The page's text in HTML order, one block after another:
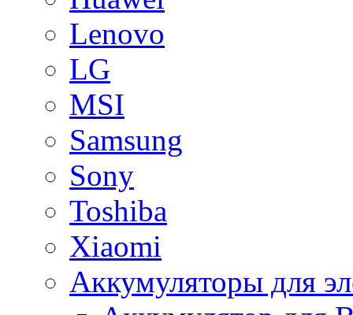
Lenovo
LG
MSI
Samsung
Sony
Toshiba
Xiaomi
Аккумуляторы для